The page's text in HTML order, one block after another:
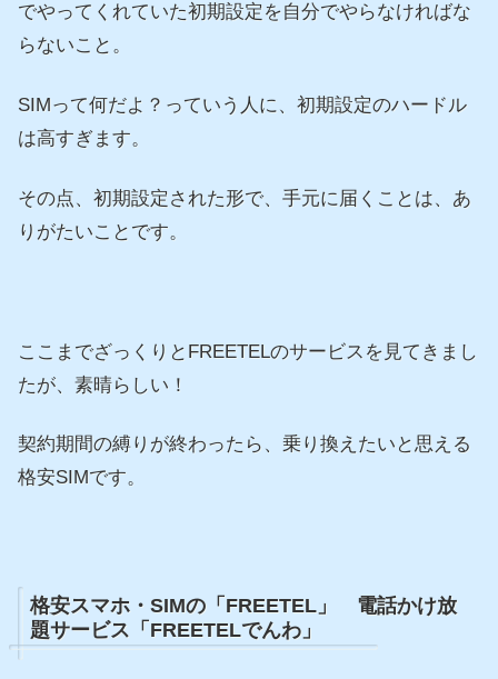
でやってくれていた初期設定を自分でやらなければな
らないこと。
SIMって何だよ？っていう人に、初期設定のハードル
は高すぎます。
その点、初期設定された形で、手元に届くことは、あ
りがたいことです。
ここまでざっくりとFREETELのサービスを見てきまし
たが、素晴らしい！
契約期間の縛りが終わったら、乗り換えたいと思える
格安SIMです。
格安スマホ・SIMの「FREETEL」 電話かけ放
題サービス「FREETELでんわ」